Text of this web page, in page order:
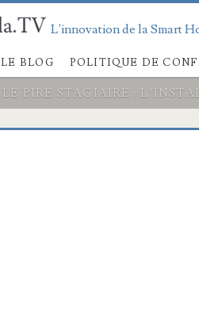
L'innovation de la Smart
LE BLOG POLITIQUE DE
LE PIRE STAGIAIRE :